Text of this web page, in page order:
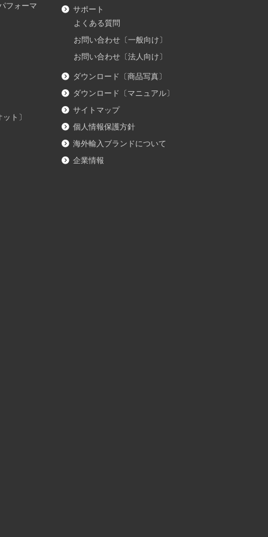
フォーマ
ト〕
サポート
よくある質問
お問い合わせ〔一般向け〕
お問い合わせ〔法人向け〕
ダウンロード〔商品写真〕
ダウンロード〔マニュアル〕
サイトマップ
個人情報保護方針
海外輸入ブランドについて
企業情報